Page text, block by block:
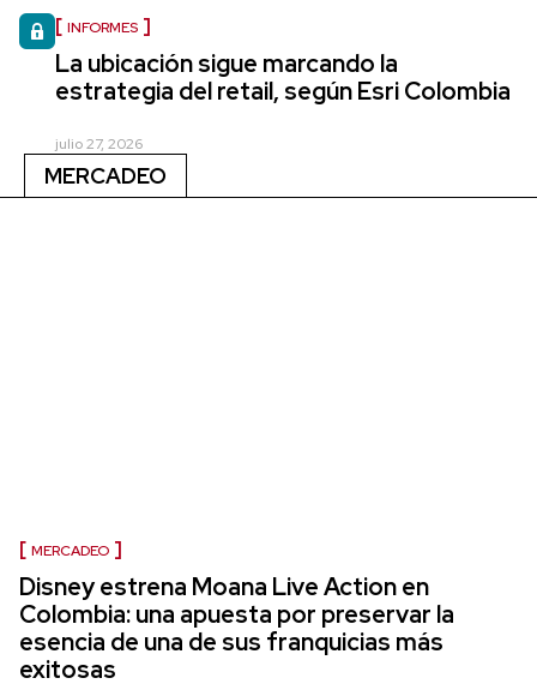
INFORMES
La ubicación sigue marcando la
estrategia del retail, según Esri Colombia
julio 27, 2026
MERCADEO
MERCADEO
Disney estrena Moana Live Action en
Colombia: una apuesta por preservar la
esencia de una de sus franquicias más
exitosas